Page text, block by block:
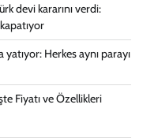
devi kararını verdi:
yatıyor: Herkes aynı parayı
Fiyatı ve Özellikleri